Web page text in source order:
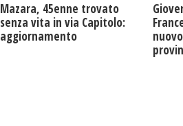
Mazara, 45enne trovato
senza vita in via Capitolo:
aggiornamento